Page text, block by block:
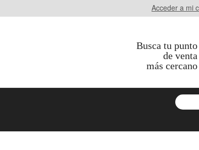
Acceder a mi
Busca tu punto
de venta
más cercano